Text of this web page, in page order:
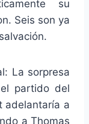
su
Seis son ya
La sorpresa
partido del
adelantaría a
a Thomas